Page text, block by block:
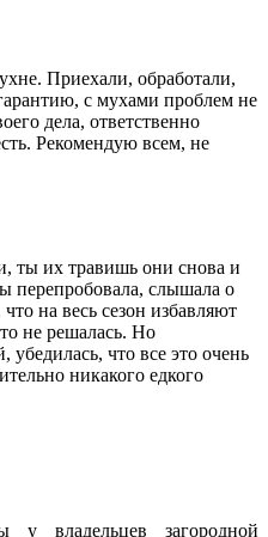
Приехали, обработали,
с мухами проблем не
дела, ответственно
Рекомендую всем, не
ты их травишь они снова и
перепробовала, слышала о
на весь сезон избавляют
не решалась. Но
убедилась, что все это очень
никакого едкого
загородной